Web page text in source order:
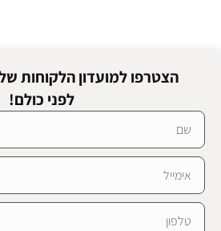
הצטרפו למועדון הלקוחות
לפני כולם!